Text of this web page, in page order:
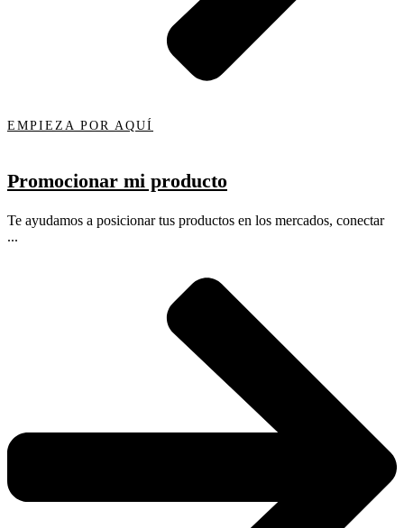
EMPIEZA POR AQUÍ
Promocionar mi producto
Te ayudamos a posicionar tus productos en los mercados, conectar
...